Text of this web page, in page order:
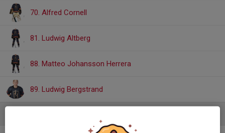
70. Alfred Cornell
81. Ludwig Altberg
88. Matteo Johansson Herrera
89. Ludwig Bergstrand